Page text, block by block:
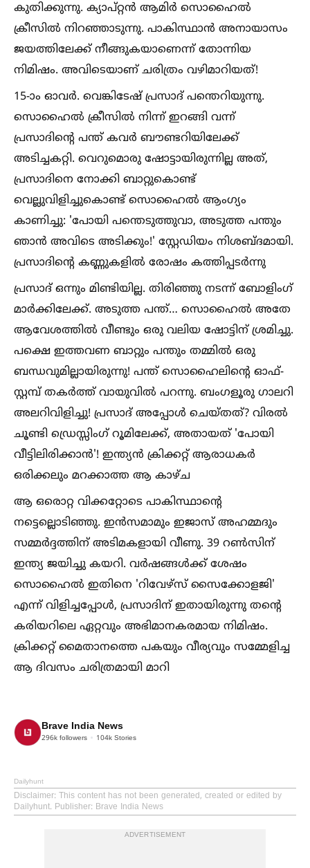
കുതിക്കുന്നു. ക്യാപ്റ്റൻ ആമിർ സൊഹൈല്‍
ക്രീസില്‍ നിറഞ്ഞാടുന്നു. പാകിസ്ഥാൻ അനായാസം
ജയത്തിലേക്ക് നീങ്ങുകയാണെന്ന് തോന്നിയ
നിമിഷം. അവിടെയാണ് ചരിത്രം വഴിമാറിയത്!
15-ാം ഓവർ. വെങ്കിടേഷ് പ്രസാദ് പന്തെറിയുന്നു.
സൊഹൈല്‍ ക്രീസില്‍ നിന്ന് ഇറങ്ങി വന്ന്
പ്രസാദിന്റെ പന്ത് കവർ ബൗണ്ടറിയിലേക്ക്
അടിച്ചകറ്റി. വെറുമൊരു ഷോട്ടായിരുന്നില്ല അത്,
പ്രസാദിനെ നോക്കി ബാറ്റുകൊണ്ട്
വെല്ലുവിളിച്ചുകൊണ്ട് സൊഹൈല്‍ ആംഗ്യം
കാണിച്ചു: 'പോയി പന്തെടുത്തുവാ, അടുത്ത പന്തും
ഞാൻ അവിടെ അടിക്കും!' സ്റ്റേഡിയം നിശബ്ദമായി.
പ്രസാദിന്റെ കണ്ണുകളില്‍ രോഷം കത്തിപ്പടർന്നു
പ്രസാദ് ഒന്നും മിണ്ടിയില്ല. തിരിഞ്ഞു നടന്ന് ബോളിംഗ്
മാർക്കിലേക്ക്. അടുത്ത പന്ത്… സൊഹൈല്‍ അതേ
ആവേശത്തില്‍ വീണ്ടും ഒരു വലിയ ഷോട്ടിന് ശ്രമിച്ചു.
പക്ഷെ ഇത്തവണ ബാറ്റും പന്തും തമ്മില്‍ ഒരു
ബന്ധവുമില്ലായിരുന്നു! പന്ത് സൊഹൈലിന്റെ ഓഫ്-
സ്റ്റമ്പ് തകർത്ത് വായുവില്‍ പറന്നു. ബംഗളൂരു ഗാലറി
അലറിവിളിച്ചു! പ്രസാദ് അപ്പോള്‍ ചെയ്തത്? വിരല്‍
ചൂണ്ടി ഡ്രെസ്സിംഗ് റൂമിലേക്ക്, അതായത് 'പോയി
വീട്ടിലിരിക്കാൻ'! ഇന്ത്യൻ ക്രിക്കറ്റ് ആരാധകർ
ഒരിക്കലും മറക്കാത്ത ആ കാഴ്ച
ആ ഒരൊറ്റ വിക്കറ്റോടെ പാകിസ്ഥാന്റെ
നട്ടെല്ലൊടിഞ്ഞു. ഇൻസമാമും ഇജാസ് അഹമ്മദും
സമ്മർദ്ദത്തിന് അടിമകളായി വീണു. 39 റണ്‍സിന്
ഇന്ത്യ ജയിച്ചു കയറി. വർഷങ്ങള്‍ക്ക് ശേഷം
സൊഹൈല്‍ ഇതിനെ 'റിവേഴ്സ് സൈക്കോളജി'
എന്ന് വിളിച്ചപ്പോള്‍, പ്രസാദിന് ഇതായിരുന്നു തന്റെ
കരിയറിലെ ഏറ്റവും അഭിമാനകരമായ നിമിഷം.
ക്രിക്കറ്റ് മൈതാനത്തെ പകയും വീര്യവും സമ്മേളിച്ച
ആ ദിവസം ചരിത്രമായി മാറി
Brave India News
296k followers 104k Stories
Dailyhunt
Disclaimer: This content has not been generated, created or edited by
Dailyhunt. Publisher: Brave India News
ADVERTISEMENT